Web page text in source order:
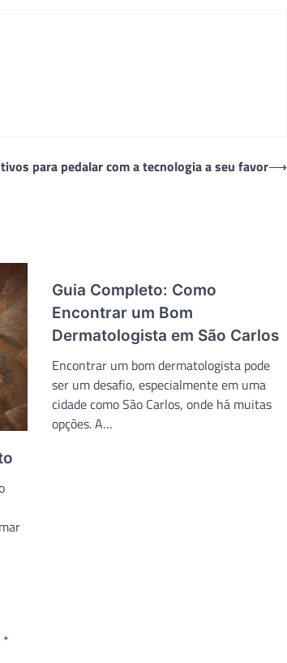
para pedalar com a tecnologia a seu favor⟶
Guia Completo: Como
Encontrar um Bom
Dermatologista em São Carlos
Encontrar um bom dermatologista pode
ser um desafio, especialmente em uma
cidade como São Carlos, onde há muitas
opções. A…
*